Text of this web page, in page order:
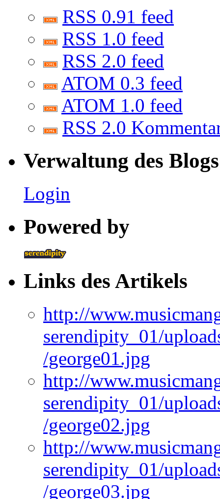
RSS 0.91 feed
RSS 1.0 feed
RSS 2.0 feed
ATOM 0.3 feed
ATOM 1.0 feed
RSS 2.0
Verwaltung des Blogs
Login
Powered by
Links des Artikels
http://
serendipity_01/
/george01.jpg
http://
serendipity_01/
/george02.jpg
http://
serendipity_01/
/george03.jpg